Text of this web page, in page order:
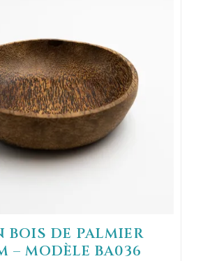
BOIS DE PALMIER
– MODÈLE BA036